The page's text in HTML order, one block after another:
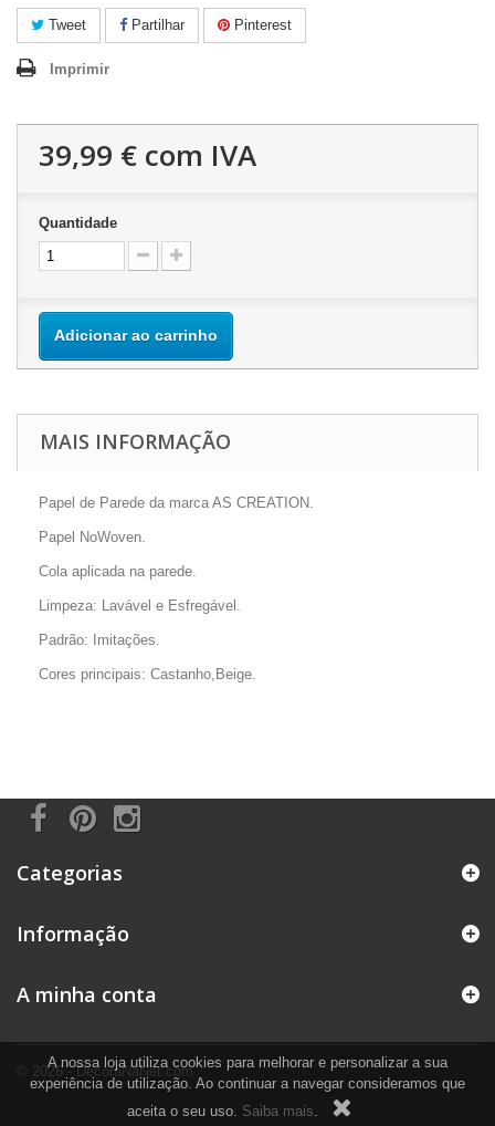
Tweet Partilhar Pinterest
Imprimir
39,99 € com IVA
Quantidade
Adicionar ao carrinho
MAIS INFORMAÇÃO
Papel de Parede da marca AS CREATION.
Papel NoWoven.
Cola aplicada na parede.
Limpeza: Lavável e Esfregável.
Padrão: Imitações.
Cores principais: Castanho,Beige.
Categorias
Informação
© 2026 - DecoraNaNet.com
A minha conta
A nossa loja utiliza cookies para melhorar e personalizar a sua
experiência de utilização. Ao continuar a navegar consideramos que
aceita o seu uso. Saiba mais.